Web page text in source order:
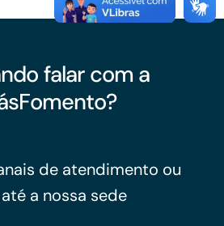
falar com a
de atendimento ou
a nossa sede